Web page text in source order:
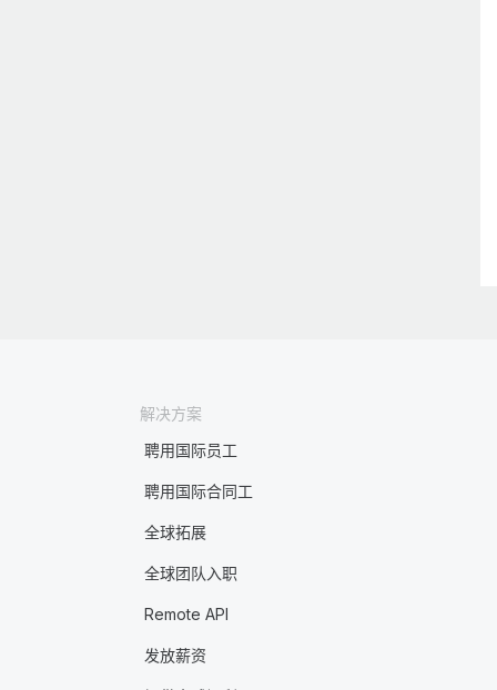
解决方案
聘用国际员工
聘用国际合同工
全球拓展
全球团队入职
Remote API
发放薪资